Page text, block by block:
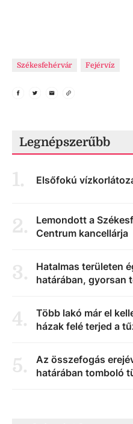
Székesfehérvár Fejérvíz
Legnépszerűbb
1. Elsőfokú
2.
Lemondott a
Centrum kancellárja
3.
Hatalmas területen
határában, gyorsan
4.
Több lakó már el
házak felé terjed a
5.
Az összefogás
határában tomboló